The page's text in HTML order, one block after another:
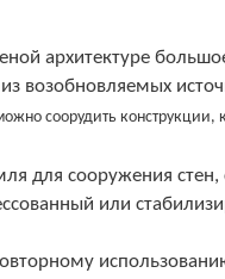
архитектуре
возобновляемых
соорудить
для сооружения
или